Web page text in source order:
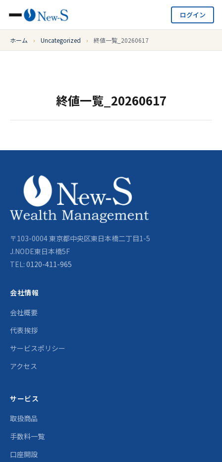
ログイン
ホーム › Uncategorized › 終値一覧_20260617
終値一覧_20260617
〒103-0004 東京都中央区東日本橋二丁目1-5
J.NODE東日本橋5F
TEL: 0120-411-965
会社情報
会社概要
代表挨拶
サービスポリシー
アクセス
サービス
取扱商品
手数料一覧
口座開設